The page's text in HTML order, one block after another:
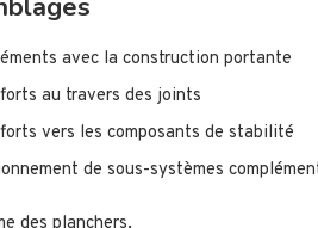
avec la construction portante
au travers des joints
vers les composants de stabilité
de sous-systèmes